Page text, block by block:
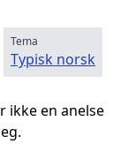
Tema
Typisk norsk
ikke en anelse